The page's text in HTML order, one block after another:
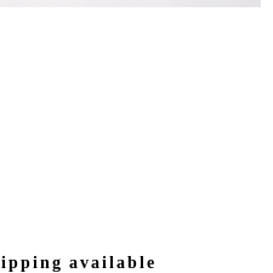
available